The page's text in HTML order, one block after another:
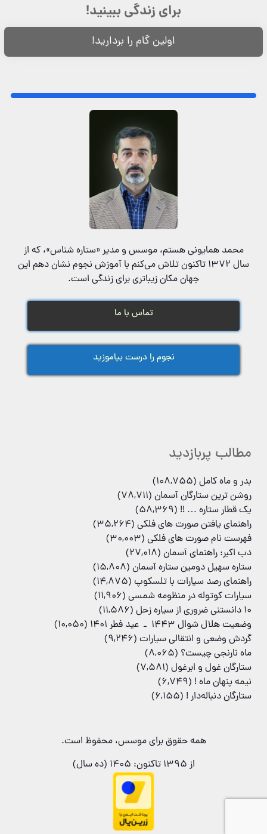
برای زندگی ببینید!
اولین گام را بردارید!
محمد همایونی هستم، موسس و مدیر «ستاره شناس»‌، که از
سال ۱۳۷۲ تاکنون تلاش می‌کنم با آموزش نجوم نشان دهم این
جهان مکان زیباتری برای زندگی است.
تماس با ما
نجوم را درست بیاموزید
مطالب پربازدید
بدر و ماه کامل (108,755)
روشن ترین ستارگان آسمان (78,711)
یک قطار ستاره … !! (58,369)
راهنمای یافتن صورت های فلکی (35,264)
فهرست نام صورت های فلکی (30,003)
دب اکبر: راهنمای آسمان (27,018)
ستاره سهیل دومین ستاره آسمان (15,808)
راهنمای رصد سیارات با تلسکوپ (14,875)
سیارات کوتوله در منظومه شمسی (11,906)
۱۰ دانستنی ضروری از سیاره زحل
(11,586)
وضعیت هلال شوال 1443 ـ عید فطر 1401
(10,050)
گردش وضعی و انتقالی سیارات (9,246)
ماه نارنجی چیست؟ (8,065)
ستارگان غول و ابرغول (7,581)
نیمه پنهان ماه ! (6,749)
ستارگان دنباله‌دار ! (6,155)
همه حقوق برای موسس، محفوظ است.
از 1395 تاکنون: 1405 (ده سال)